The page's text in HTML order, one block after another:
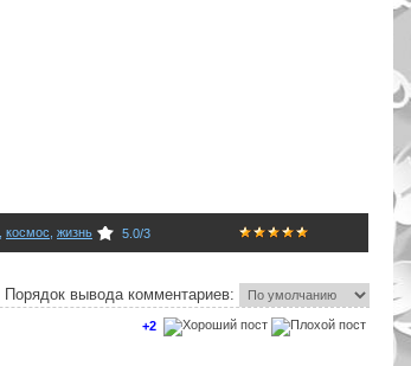
космос жизнь 5.0/3
Порядок вывода комментариев:
+2